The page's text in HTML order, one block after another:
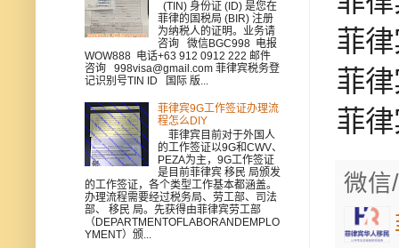
菲
菲
菲
微
(TIN) 身份证 (ID) 是您在
菲律的国税局 (BIR) 注册
为纳税人的证明。业务请
咨询 微信BGC998 电报
WOW888 电话+63 912 0912 222 邮件
咨询 998visa@gmail.com 菲律宾税务登
记识别号TIN ID 国际 版...
菲律宾9G工作签证办理流
程怎么DIY
菲律宾目前对于外国人
的工作签证以9G和CWV、
PEZA为主，9G工作签证
是目前菲律宾 移民 局颁发
的工作签证，各个类型工作基本都涵盖。
办理流程需要经过税务局、劳工部、司法
部、 移民 局。先获得由菲律宾劳工部
（DEPARTMENTOFLABORANDEMPLO
YMENT）颁...